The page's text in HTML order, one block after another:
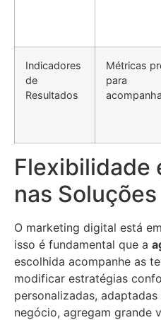
Indicadores
de
Resultados
Métricas
para
Flexibilidade
nas Soluções
O marketing digital está
isso é fundamental que a
escolhida acompanhe as
modificar estratégias
personalizadas,
negócio, agregam grande